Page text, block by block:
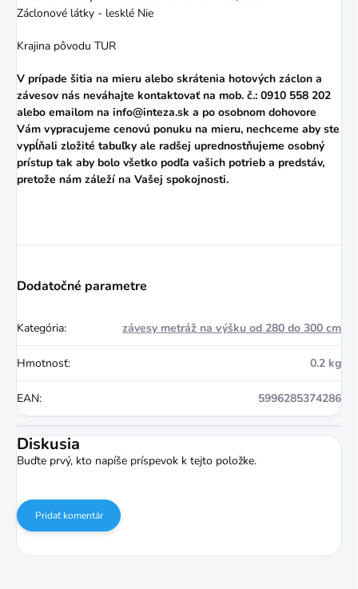
Záclonové látky - lesklé Nie
Krajina pôvodu TUR
V prípade šitia na mieru alebo skrátenia hotových záclon a
závesov nás neváhajte kontaktovať na mob. č.: 0910 558 202
alebo emailom na info@inteza.sk a po osobnom dohovore
Vám vypracujeme cenovú ponuku na mieru, nechceme aby ste
vypĺňali zložité tabuľky ale radšej uprednostňujeme osobný
prístup tak aby bolo všetko podľa vašich potrieb a predstáv,
pretože nám záleží na Vašej spokojnosti.
Dodatočné parametre
Kategória: závesy metráž na výšku od 280 do 300 cm
Hmotnosť: 0.2 kg
EAN: 5996285374286
Diskusia
Buďte prvý, kto napíše príspevok k tejto položke.
Pridať komentár